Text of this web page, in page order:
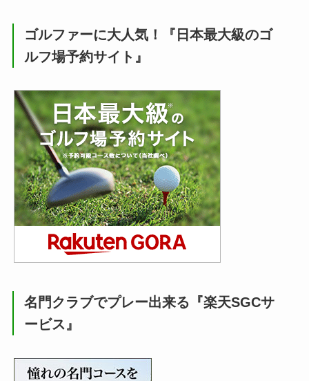
ゴルファーに大人気！『日本最大級のゴ
ルフ場予約サイト』
名門クラブでプレー出来る『楽天SGCサ
ービス』